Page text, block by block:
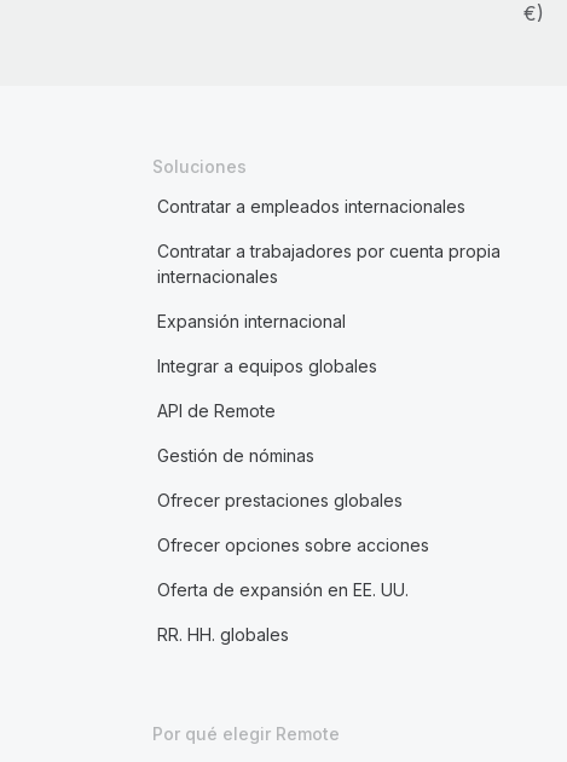
€)
Soluciones
Contratar a empleados internacionales
Contratar a trabajadores por cuenta propia
internacionales
Expansión internacional
Integrar a equipos globales
API de Remote
Gestión de nóminas
Ofrecer prestaciones globales
Ofrecer opciones sobre acciones
Oferta de expansión en EE. UU.
RR. HH. globales
Por qué elegir Remote